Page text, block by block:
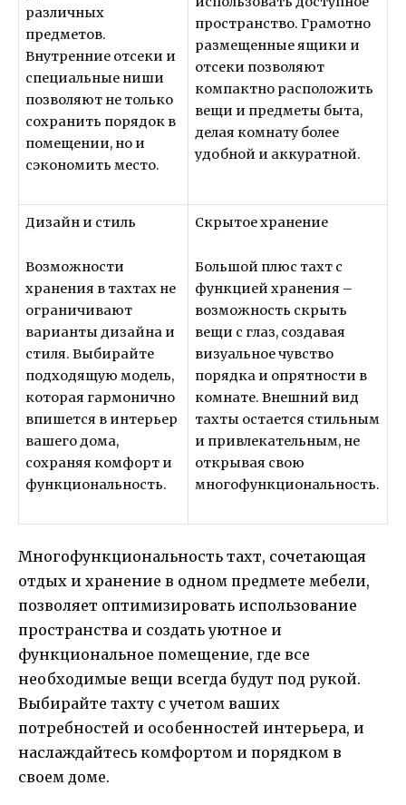
различных
предметов.
Внутренние отсеки и
специальные ниши
позволяют не только
сохранить порядок в
помещении, но и
сэкономить место.
пространство. Грамотно
размещенные ящики и
отсеки позволяют
компактно расположить
вещи и предметы быта,
делая комнату более
удобной и аккуратной.
Дизайн и стиль
Возможности
хранения в тахтах не
ограничивают
варианты дизайна и
стиля. Выбирайте
подходящую модель,
которая гармонично
впишется в интерьер
вашего дома,
сохраняя комфорт и
функциональность.
Скрытое хранение
Большой плюс тахт с
функцией хранения –
возможность скрыть
вещи с глаз, создавая
визуальное чувство
порядка и опрятности в
комнате. Внешний вид
тахты остается стильным
и привлекательным, не
открывая свою
многофункциональность.
Многофункциональность тахт, сочетающая
отдых и хранение в одном предмете мебели,
позволяет оптимизировать использование
пространства и создать уютное и
функциональное помещение, где все
необходимые вещи всегда будут под рукой.
Выбирайте тахту с учетом ваших
потребностей и особенностей интерьера, и
наслаждайтесь комфортом и порядком в
своем доме.